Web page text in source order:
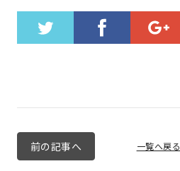
前の記事へ 一覧へ戻る